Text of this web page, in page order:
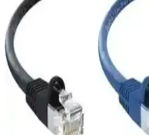
Derkab 20 metre Cat6 Ethernet
sunar. Güçlü yapısı ve kolay
internet bağlantısı sağlar.
Derkab 30 Metre Cat6
Performans ve Güvenilir
Derkab'ın 30 metre uzunluğundaki
hız ve dayanıklılık sunar, ofis ve ev
elektromanyetik girişimi azaltan U/
iletimi sağlar.